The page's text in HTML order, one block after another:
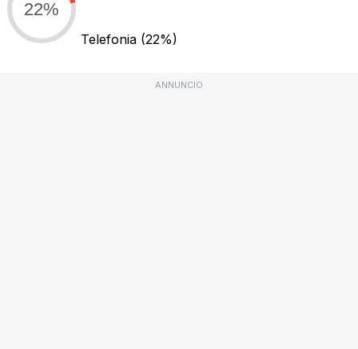
22%
Telefonia (22%)
ANNUNCIO